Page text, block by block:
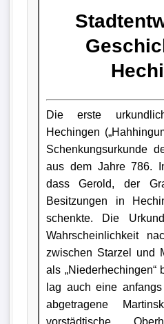
Die erste
Hechingen
Schenkungsurkunde
aus dem Jahre 786.
dass Gerold, der
Besitzungen in
schenkte. Die
Wahrscheinlichkeit
zwischen Starzel und
als „Niederhechingen“
lag auch eine
abgetragene
vorstädtische,